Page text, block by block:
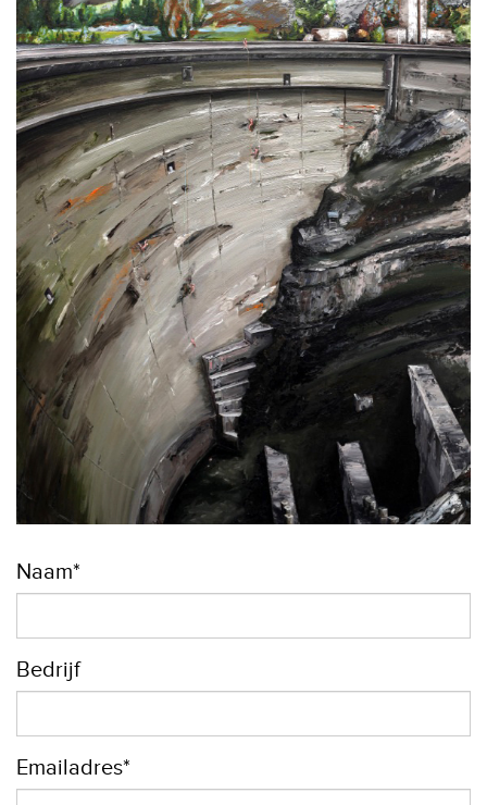
Naam*
Bedrijf
Emailadres*